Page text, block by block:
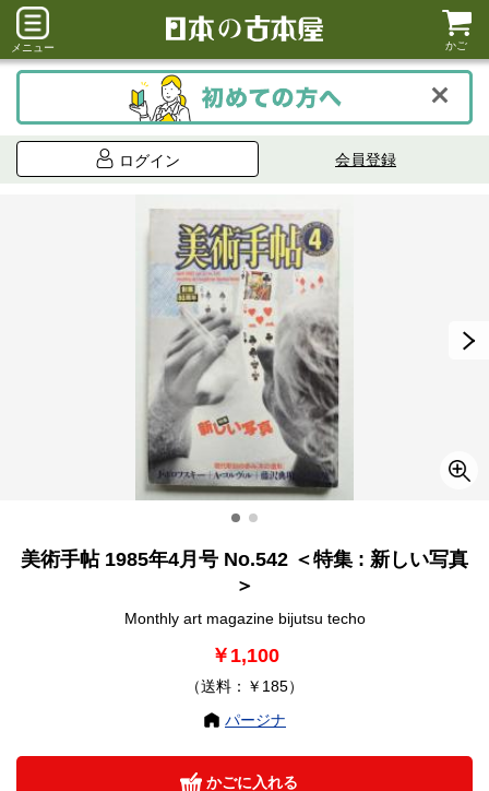
メニュー かご
ログイン 会員登録
美術手帖 1985年4月号 No.542 ＜特集 : 新しい写真
＞
Monthly art magazine bijutsu techo
￥1,100
（送料：￥185）
パージナ
かごに入れる